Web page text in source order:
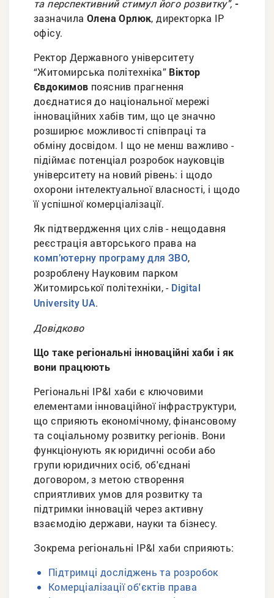
та перспективний стимул його розвитку", -
зазначила Олена Орлюк, директорка ІР
офісу.
Ректор Державного університету
“Житомирська політехніка” Віктор
Євдокимов пояснив прагнення
доєднатися до національної мережі
інноваційних хабів тим, що це значно
розширює можливості співпраці та
обміну досвідом. І що не менш важливо -
підіймає потенціал розробок науковців
університету на новий рівень: і щодо
охорони інтелектуальної власності, і щодо
її успішної комерціалізації.
Як підтвердження цих слів - нещодавня
реєстрація авторського права на
комп’ютерну програму для ЗВО,
розроблену Науковим парком
Житомирської політехніки, - Digital
University UA.
Довідково
Що таке регіональні інноваційні хаби і як
вони працюють
Регіональні IP&I хаби є ключовими
елементами інноваційної інфраструктури,
що сприяють економічному, фінансовому
та соціальному розвитку регіонів. Вони
функціонують як юридичні особи або
групи юридичних осіб, об'єднані
договором, з метою створення
сприятливих умов для розвитку та
підтримки інновацій через активну
взаємодію держави, науки та бізнесу.
Зокрема регіональні IP&I хаби сприяють:
Підтримці досліджень та розробок
Комерціалізації об'єктів права